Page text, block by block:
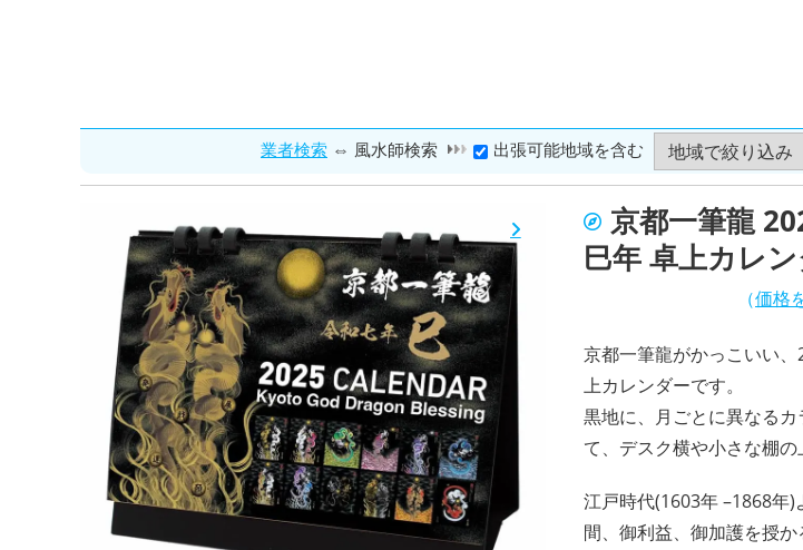
業者検索 ⇔ 風水師検索 出張可能地域を含む
京都一筆龍
巳年 卓上カレ
（価格
京都一筆龍がかっこいい
上カレンダーです。
黒地に、月ごとに異なる
て、デスク横や小さな棚の
江戸時代(1603年 –1868年
間、御利益、御加護を授